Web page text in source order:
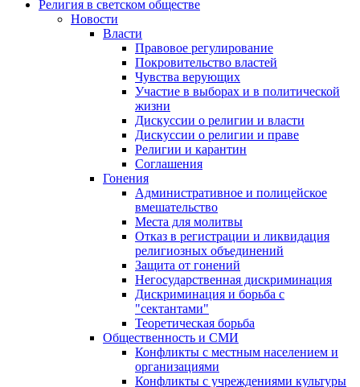
Религия в светском обществе
Новости
Власти
Правовое регулирование
Покровительство властей
Чувства верующих
Участие в выборах и в политической
жизни
Дискуссии о религии и власти
Дискуссии о религии и праве
Религии и карантин
Соглашения
Гонения
Административное и полицейское
вмешательство
Места для молитвы
Отказ в регистрации и ликвидация
религиозных объединений
Защита от гонений
Негосударственная дискриминация
Дискриминация и борьба с
"сектантами"
Теоретическая борьба
Общественность и СМИ
Конфликты с местным населением и
организациями
Конфликты с учреждениями культуры